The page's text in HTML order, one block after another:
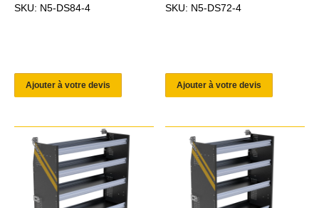
SKU: N5-DS84-4
Ajouter à votre devis
SKU: N5-DS72-4
Ajouter à votre devis